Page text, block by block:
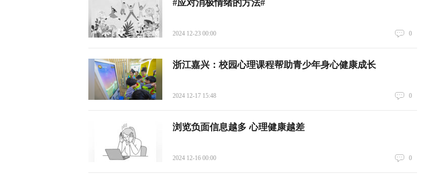
#应对消极情绪的方法#
2024 12-23 00:00 0
浙江嘉兴：校园心理课程帮助青少年身心健康成长
2024 12-17 15:48 0
浏览负面信息越多 心理健康越差
2024 12-16 00:00 0